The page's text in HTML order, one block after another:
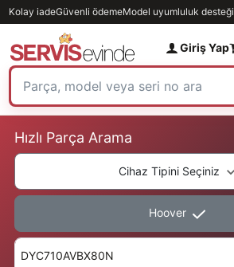
Kolay iadeGüvenli ödemeModel uyumluluk desteği
Giriş Yap
Hızlı Parça Arama
Cihaz Tipini Seçiniz
Hoover